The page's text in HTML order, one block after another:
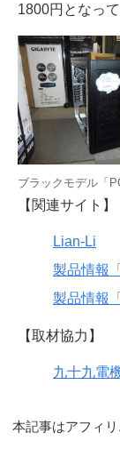
1800円となって
ブラックモデル「
【関連サイト】
Lian-Li
製品情報
製品情報
【取材協力】
九十九電
本記事はアフィ